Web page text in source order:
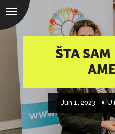
ŠTA
Jun 1, 2023 U